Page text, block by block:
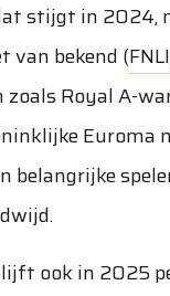
stijgt in 2024,
van bekend (
zoals Royal A-
Euroma
belangrijke
ook in 2025